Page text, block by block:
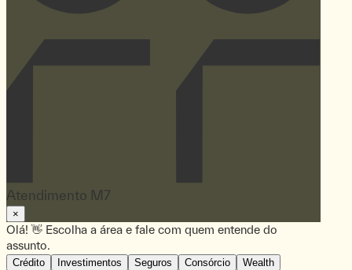
Atendimento M7
×
Olá! 👋 Escolha a área e fale com quem entende do
assunto.
Crédito Investimentos Seguros Consórcio Wealth